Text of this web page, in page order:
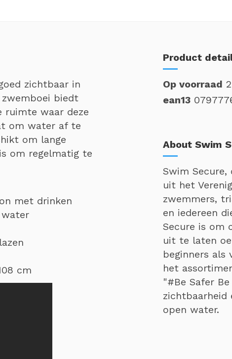
zichtbaar in
biedt
ruimte waar deze
om water af te
om lange
om regelmatig te
met drinken
cm
Product
Op voorraad
ean13
About Swim
Swim Secure,
uit het
zwemmers,
en iedereen
Secure is om
uit te laten
beginners als
het
"#Be Safer
zichtbaarheid
open water.